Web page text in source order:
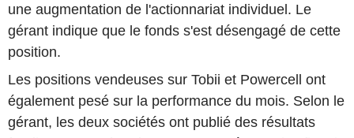
une augmentation de l'actionnariat individuel. Le
gérant indique que le fonds s'est désengagé de cette
position.
Les positions vendeuses sur Tobii et Powercell ont
également pesé sur la performance du mois. Selon le
gérant, les deux sociétés ont publié des résultats